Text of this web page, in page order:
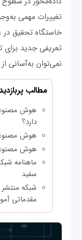
تغییرات مهمی
خاستگاه تحقیق در
تعریفی جدید برای
نمی‌توان به‌آسانی
مطالب
دارد؟
هوش
هوش
سفید
شبکه منتشر
مقدماتی